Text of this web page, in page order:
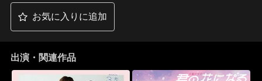
お気に入りに追加
出演・関連作品